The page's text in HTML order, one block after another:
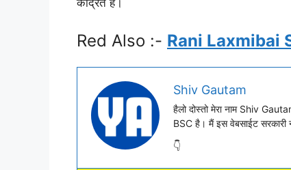
Red Also :- Rani Laxmibai
Shiv Gautam
हैलो दोस्तो मेरा नाम Shiv
BSC है। मैं इस वेबसाईट सरकारी
👇